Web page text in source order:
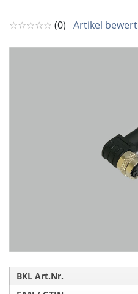
☆☆☆☆☆ (0) Artikel
BKL Art.Nr.